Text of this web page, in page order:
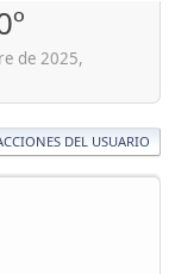
de 2025,
DEL USUARIO